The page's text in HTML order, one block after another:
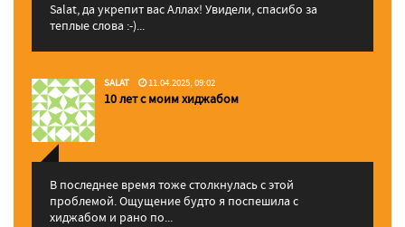
Salat, да укрепит вас Аллаx! Увидели, спасибо за
теплые слова :-)...
SALAT 11.04.2025, 09:02
10 лет с моим хиджабом
В последнее время тоже столкнулась с этой
проблемой. Ощущение будто я поспешила с
хиджабом и рано по...